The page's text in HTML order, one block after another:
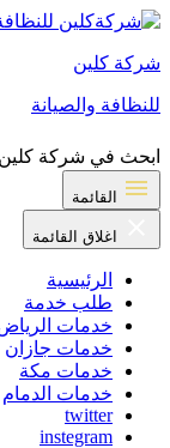
شركة كلين
للنظافة والصيانة
ابحث في شركة كلين
القائمة
اغلاق القائمة
الرئيسية
طلب خدمة
خدمات
خدمات جازان
خدمات مكة
خدمات الدمام
twitter
instegram